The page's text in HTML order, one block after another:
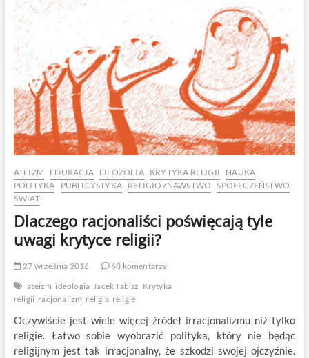
nic
nie
wierzą?
ATEIZM EDUKACJA FILOZOFIA KRYTYKA RELIGII
NAUKA
POLITYKA
PUBLICYSTYKA RELIGIOZNAWSTWO
SPOŁECZEŃSTWO
ŚWIAT
Dlaczego racjonaliści poświęcają tyle
uwagi krytyce religii?
27 września 2016
68 komentarzy
ateizm ideologia Jacek Tabisz Krytyka
religii racjonalizm religia religie
Oczywiście jest wiele więcej źródeł irracjonalizmu niż tylko
religie. Łatwo sobie wyobrazić polityka, który nie będąc
religijnym jest tak irracjonalny, że szkodzi swojej ojczyźnie.